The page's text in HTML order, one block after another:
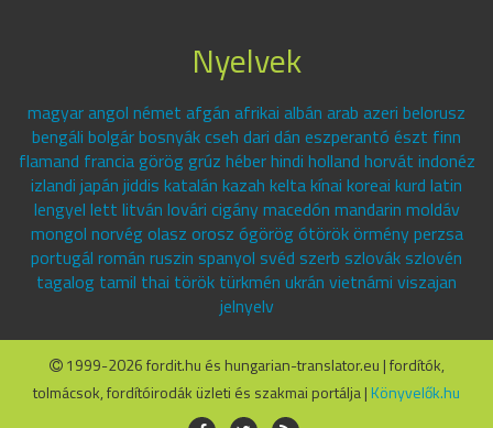
Nyelvek
magyar angol német afgán afrikai albán arab azeri belorusz
bengáli bolgár bosnyák cseh dari dán eszperantó észt finn
flamand francia görög grúz héber hindi holland horvát indonéz
izlandi japán jiddis katalán kazah kelta kínai koreai kurd latin
lengyel lett litván lovári cigány macedón mandarin moldáv
mongol norvég olasz orosz ógörög ótörök örmény perzsa
portugál román ruszin spanyol svéd szerb szlovák szlovén
tagalog tamil thai török türkmén ukrán vietnámi viszajan
jelnyelv
1999-2026 fordit.hu és hungarian-translator.eu | fordítók,
tolmácsok, fordítóirodák üzleti és szakmai portálja | Könyvelők.hu